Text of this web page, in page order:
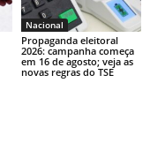
Nacional
Propaganda eleitoral
2026: campanha começa
em 16 de agosto; veja as
novas regras do TSE